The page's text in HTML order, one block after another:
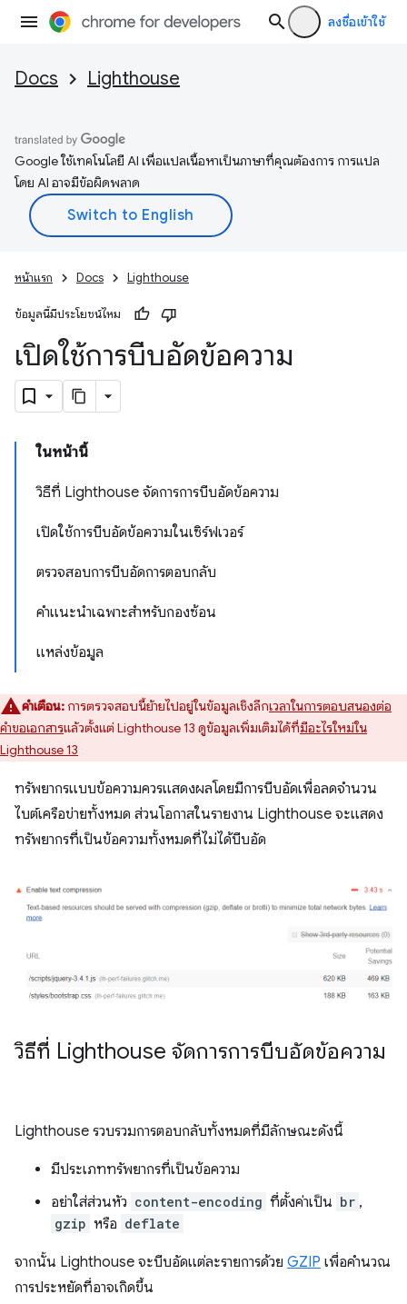
ลงชื่อเข้าใช้
Docs Lighthouse
Google ใช้เทคโนโลยี AI เพื่อแปลเนื้อหาเป็นภาษาที่คุณต้องการ การแปล
โดย AI อาจมีข้อผิดพลาด
หน้าแรก Docs Lighthouse
ข้อมูลนี้มีประโยชน์ไหม
เปิดใช้การบีบอัดข้อความ
ในหน้านี้
วิธีที่ Lighthouse จัดการการบีบอัดข้อความ
เปิดใช้การบีบอัดข้อความในเซิร์ฟเวอร์
ตรวจสอบการบีบอัดการตอบกลับ
คำแนะนำเฉพาะสำหรับกองซ้อน
แหล่งข้อมูล
คำเตือน: การตรวจสอบนี้ย้ายไปอยู่ในข้อมูลเชิงลึกเวลาในการตอบสนองต่อ
คำขอเอกสารแล้วตั้งแต่ Lighthouse 13 ดูข้อมูลเพิ่มเติมได้ที่มีอะไรใหม่ใน
Lighthouse 13
ทรัพยากรแบบข้อความควรแสดงผลโดยมีการบีบอัดเพื่อลดจำนวน
ไบต์เครือข่ายทั้งหมด ส่วนโอกาสในรายงาน Lighthouse จะแสดง
ทรัพยากรที่เป็นข้อความทั้งหมดที่ไม่ได้บีบอัด
วิธีที่ Lighthouse จัดการการบีบอัดข้อความ
Lighthouse รวบรวมการตอบกลับทั้งหมดที่มีลักษณะดังนี้
มีประเภททรัพยากรที่เป็นข้อความ
อย่าใส่ส่วนหัว content-encoding ที่ตั้งค่าเป็น br ,
gzip หรือ deflate
จากนั้น Lighthouse จะบีบอัดแต่ละรายการด้วย GZIP เพื่อคำนวณ
การประหยัดที่อาจเกิดขึ้น